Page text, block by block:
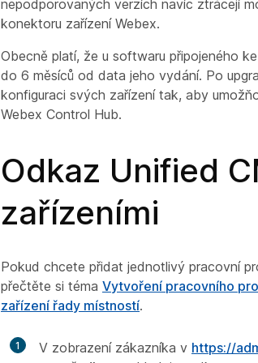
nepodporovaných verzích navíc ztrácejí
konektoru zařízení Webex.
Obecně platí, že u softwaru připojeného
do 6 měsíců od data jeho vydání. Po
konfiguraci svých zařízení tak, aby
Webex Control Hub.
Odkaz Unified
zařízeními
Pokud chcete přidat jednotlivý pracovní
přečtěte si téma Vytvoření pracovního
zařízení řady místností.
1 V zobrazení zákazníka v https://